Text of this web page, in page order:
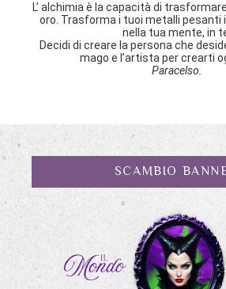
L’ alchimia è la capacità di
oro. Trasforma i tuoi metalli pesanti
nella tua mente, in
Decidi di creare la persona che
mago e l’artista per crearti
Paracelso.
SCAMBIO